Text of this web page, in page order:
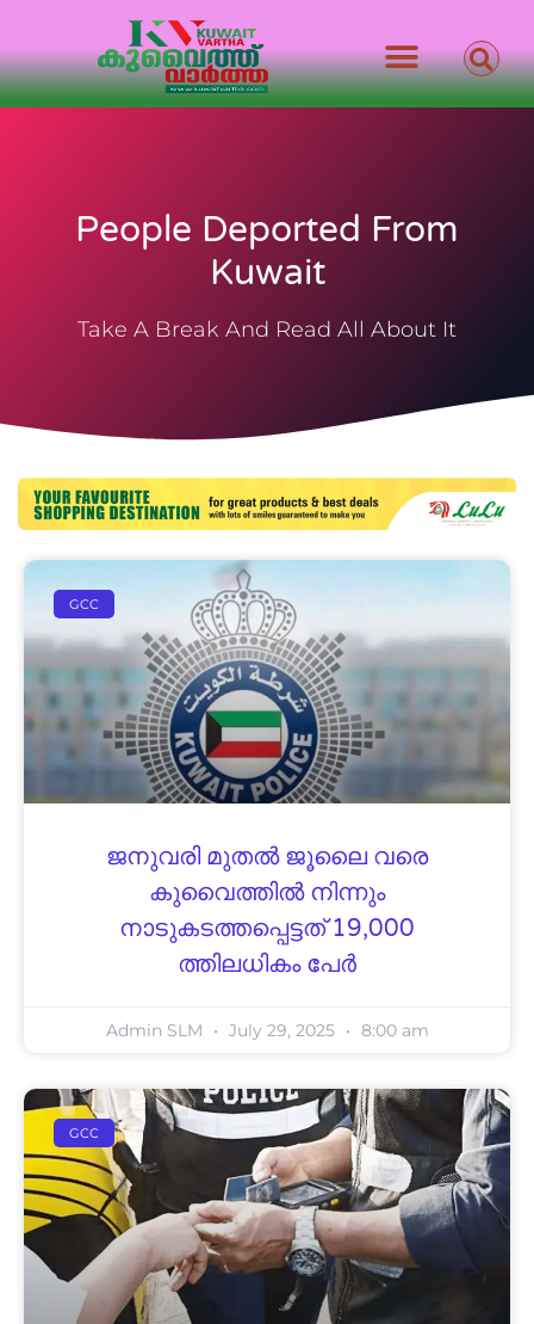
People Deported From
Kuwait
Take A Break And Read All About It
GCC
ജനുവരി മുതൽ ജൂലൈ വരെ
കുവൈത്തിൽ നിന്നും
നാടുകടത്തപ്പെട്ടത് 19,000
ത്തിലധികം പേർ
Admin SLM July 29, 2025 8:00 am
GCC